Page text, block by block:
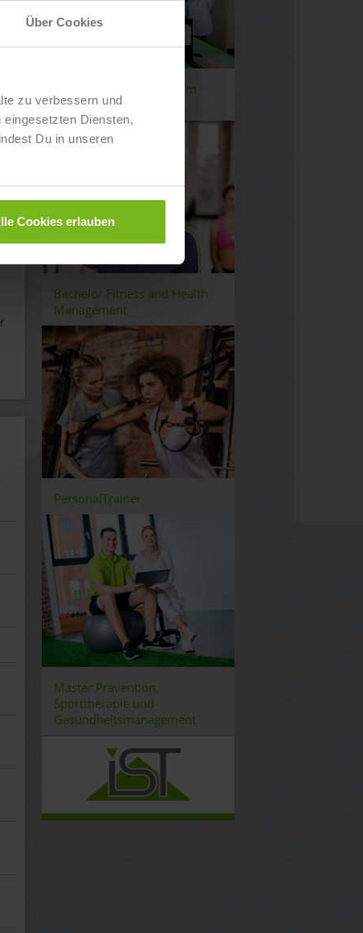
Über Cookies
zu verbessern und
Diensten,
Du in unseren
Cookies erlauben
Bachelor Management im
Gesundheitswesen
Bachelor Fitness and Health
Management
PersonalTrainer
Master Prävention,
Sporttherapie und
Gesundheitsmanagement